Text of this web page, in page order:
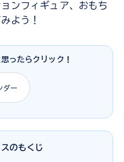
ンフィギュア、おもち
よう！
ったらクリック！
ダー
のもくじ